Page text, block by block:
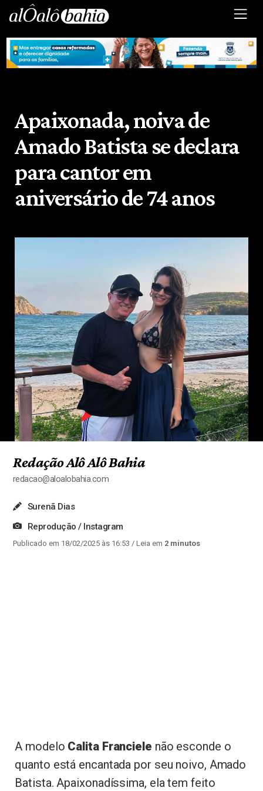
Apaixonada, noiva de
Amado Batista se declara
para cantor em
aniversário de 74 anos
Redação Alô Alô Bahia
redacao@aloalobahia.com
Surenã Dias
Reprodução / Instagram
Publicado em 18/02/2025 às 16:53 / Leia em 2 minutos
A modelo Calita Franciele não esconde o
quanto está encantada por seu noivo, Amado
Batista. Apaixonadíssima, ela tem feito